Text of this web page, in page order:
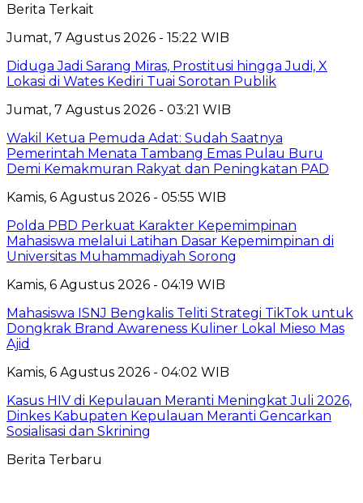
Berita Terkait
Jumat, 7 Agustus 2026 - 15:22 WIB
Diduga Jadi Sarang Miras, Prostitusi hingga Judi, X
Lokasi di Wates Kediri Tuai Sorotan Publik
Jumat, 7 Agustus 2026 - 03:21 WIB
Wakil Ketua Pemuda Adat: Sudah Saatnya
Pemerintah Menata Tambang Emas Pulau Buru
Demi Kemakmuran Rakyat dan Peningkatan PAD
Kamis, 6 Agustus 2026 - 05:55 WIB
Polda PBD Perkuat Karakter Kepemimpinan
Mahasiswa melalui Latihan Dasar Kepemimpinan di
Universitas Muhammadiyah Sorong
Kamis, 6 Agustus 2026 - 04:19 WIB
Mahasiswa ISNJ Bengkalis Teliti Strategi TikTok untuk
Dongkrak Brand Awareness Kuliner Lokal Mieso Mas
Ajid
Kamis, 6 Agustus 2026 - 04:02 WIB
Kasus HIV di Kepulauan Meranti Meningkat Juli 2026,
Dinkes Kabupaten Kepulauan Meranti Gencarkan
Sosialisasi dan Skrining
Berita Terbaru